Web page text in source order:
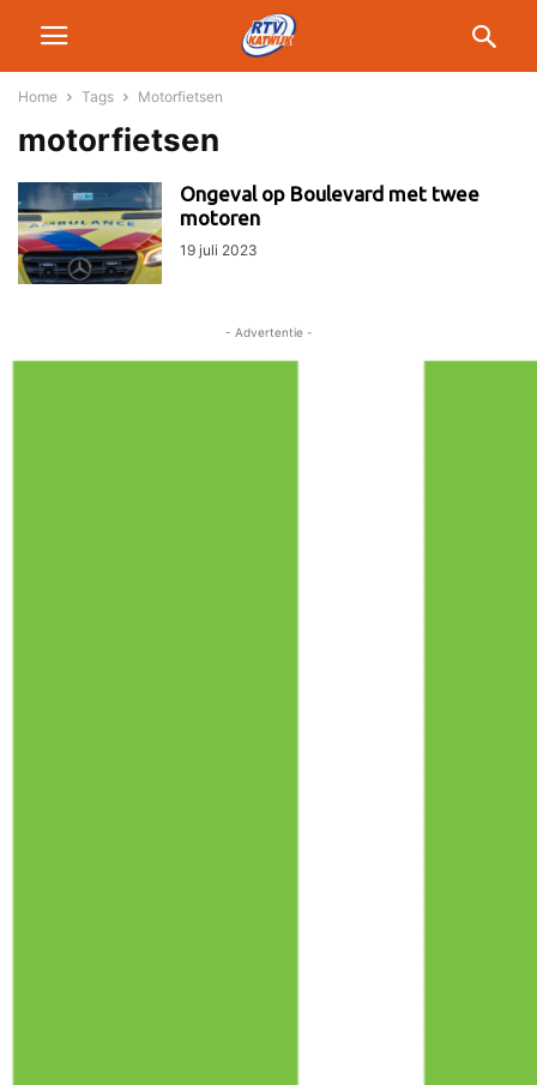
Home Tags Motorfietsen
motorfietsen
Ongeval op Boulevard met twee
motoren
19 juli 2023
- Advertentie -